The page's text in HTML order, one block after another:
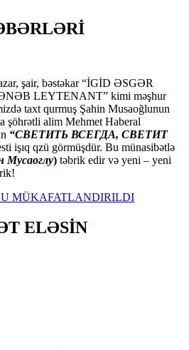
şair, bəstəkar “İGİD ƏSGƏR
LEYTENANT” kimi məşhur
taxt qurmuş Şahin Musaoğlunun
şöhrətli alim Mehmet Haberal
“СВЕТИТЬ ВСЕГДА, СВЕТИТ
işıq qzü görmüşdür. Bu münasibətlə
Мусаоглу) təbrik edir və yeni – yeni
MÜKAFATLANDIRILDI
ELƏSİN